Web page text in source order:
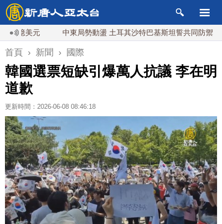
元 中東局勢動盪 土耳其沙特巴基斯坦誓共同防禦 漢
首頁 › 新聞 › 國際
韓國選票短缺引爆萬人抗議 李在明
道歉
更新時間：2026-06-08 08:46:18